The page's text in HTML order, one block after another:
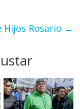
Hijos Rosario →